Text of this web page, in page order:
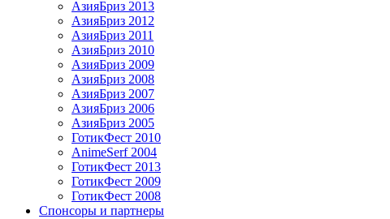
АзияБриз 2013
АзияБриз 2012
АзияБриз 2011
АзияБриз 2010
АзияБриз 2009
АзияБриз 2008
АзияБриз 2007
АзияБриз 2006
АзияБриз 2005
ГотикФест 2010
AnimeSerf 2004
ГотикФест 2013
ГотикФест 2009
ГотикФест 2008
Спонсоры и партнеры